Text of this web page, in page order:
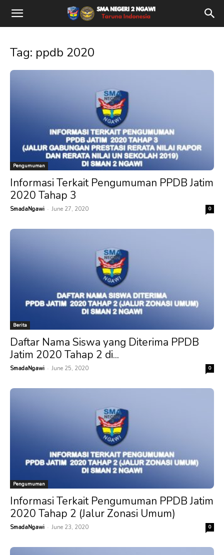
Tag: ppdb 2020
Pengumuman
Informasi Terkait Pengumuman PPDB Jatim
2020 Tahap 3
SmadaNgawi - June 27, 2020 0
Berita
Daftar Nama Siswa yang Diterima PPDB
Jatim 2020 Tahap 2 di...
SmadaNgawi - June 25, 2020 0
Pengumuman
Informasi Terkait Pengumuman PPDB Jatim
2020 Tahap 2 (Jalur Zonasi Umum)
SmadaNgawi - June 23, 2020 0